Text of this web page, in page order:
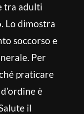
tra adulti
Lo dimostra
soccorso e
Per
praticare
è
il